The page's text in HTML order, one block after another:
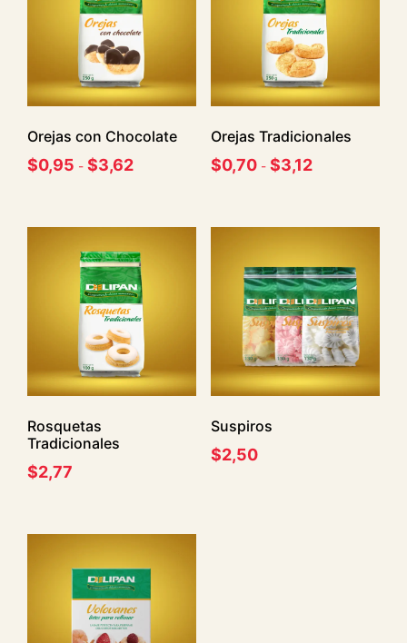
Orejas con Chocolate
$0,95 - $3,62
Orejas Tradicionales
$0,70 - $3,12
Rosquetas
Tradicionales
$2,77
Suspiros
$2,50